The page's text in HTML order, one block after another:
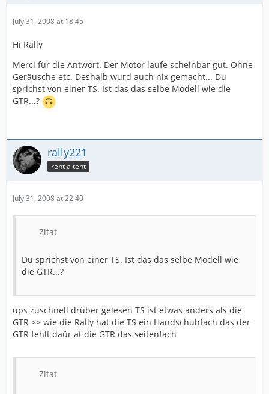
July 31, 2008 at 18:45
Hi Rally
Merci für die Antwort. Der Motor laufe scheinbar gut. Ohne
Geräusche etc. Deshalb wurd auch nix gemacht... Du
sprichst von einer TS. Ist das das selbe Modell wie die
GTR...?
rally221
rent a tent
July 31, 2008 at 22:40
Zitat
Du sprichst von einer TS. Ist das das selbe Modell wie
die GTR...?
ups zuschnell drüber gelesen TS ist etwas anders als die
GTR >> wie die Rally hat die TS ein Handschuhfach das der
GTR fehlt daür at die GTR das seitenfach
Zitat